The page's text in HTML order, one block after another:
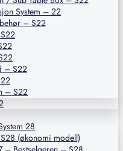
System – 22
– S22
– S22
– S22
28
(økonomi modell)